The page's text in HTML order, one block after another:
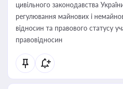
цивільного законодавства
регулювання майнових і
відносин та правового статусу
правовідносин